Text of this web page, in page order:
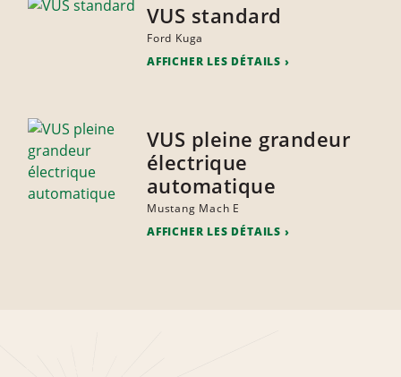
VUS standard
Ford Kuga
AFFICHER LES DÉTAILS
VUS pleine grandeur
électrique
automatique
Mustang Mach E
AFFICHER LES DÉTAILS